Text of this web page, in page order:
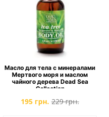
Масло для тела с минералами
Мертвого моря и маслом
чайного дерева Dead Sea
Collection
195 грн. 229 грн.